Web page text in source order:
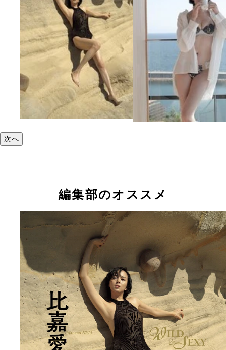
次へ
編集部のオススメ